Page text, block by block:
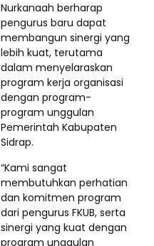
Nurkanaah berharap
pengurus baru dapat
membangun sinergi yang
lebih kuat, terutama
dalam menyelaraskan
program kerja organisasi
dengan program-
program unggulan
Pemerintah Kabupaten
Sidrap.
“Kami sangat
membutuhkan perhatian
dan komitmen program
dari pengurus FKUB, serta
sinergi yang kuat dengan
program unggulan